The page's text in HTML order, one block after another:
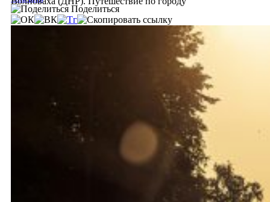
Поделиться